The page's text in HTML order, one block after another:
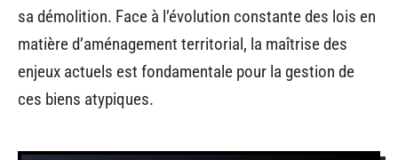
sa démolition. Face à l’évolution constante des lois en
matière d’aménagement territorial, la maîtrise des
enjeux actuels est fondamentale pour la gestion de
ces biens atypiques.